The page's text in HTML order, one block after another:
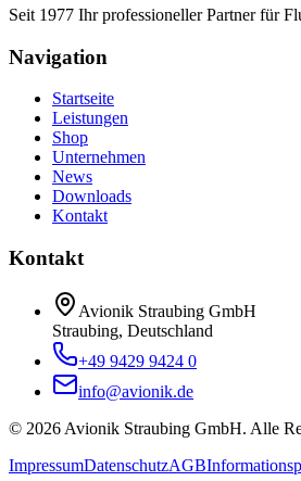
Seit 1977 Ihr professioneller Partner für
Navigation
Startseite
Leistungen
Shop
Unternehmen
News
Downloads
Kontakt
Kontakt
Avionik Straubing GmbH
Straubing, Deutschland
+49 9429 9424 0
info@avionik.de
© 2026 Avionik Straubing GmbH. Alle
ImpressumDatenschutzAGB